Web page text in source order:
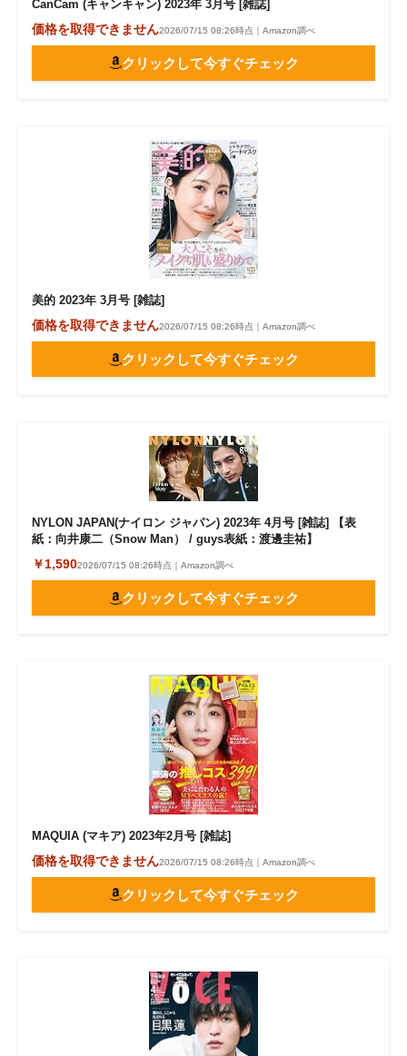
CanCam (キャンキャン) 2023年 3月号 [雑誌]
価格を取得できません2026/07/15 08:26時点｜Amazon調べ
クリックして今すぐチェック
美的 2023年 3月号 [雑誌]
価格を取得できません2026/07/15 08:26時点｜Amazon調べ
クリックして今すぐチェック
NYLON JAPAN(ナイロン ジャパン) 2023年 4月号 [雑誌] 【表
紙：向井康二（Snow Man） / guys表紙：渡邊圭祐】
￥1,5902026/07/15 08:26時点｜Amazon調べ
クリックして今すぐチェック
MAQUIA (マキア) 2023年2月号 [雑誌]
価格を取得できません2026/07/15 08:26時点｜Amazon調べ
クリックして今すぐチェック